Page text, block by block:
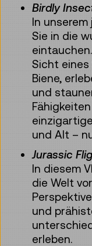
Birdly
In unserem
Sie in die
Sicht
Biene,
und
und Alt –
Jurassic
In diesem
die Welt
und
erleben.